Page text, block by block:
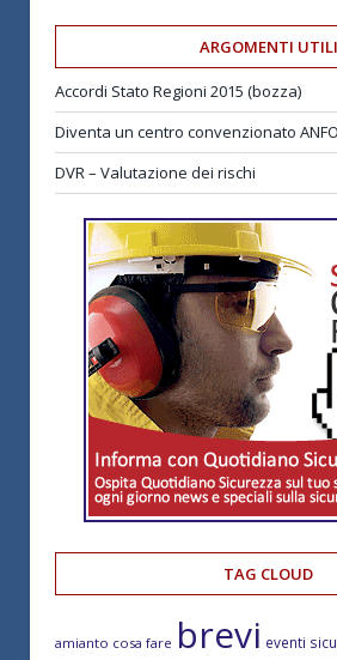
ARGOMENTI UTILI
Accordi Stato Regioni 2015 (bozza)
Diventa un centro convenzionato
DVR – Valutazione dei rischi
TAG CLOUD
amianto cosa fare brevi eventi